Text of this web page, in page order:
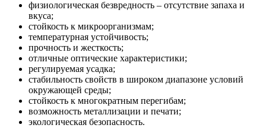
физиологическая безвредность – отсутствие запаха и
вкуса;
стойкость к микроорганизмам;
температурная устойчивость;
прочность и жесткость;
отличные оптические характеристики;
регулируемая усадка;
стабильность свойств в широком диапазоне условий
окружающей среды;
стойкость к многократным перегибам;
возможность металлизации и печати;
экологическая безопасность.